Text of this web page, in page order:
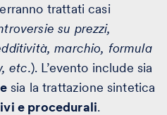
trattati casi
su prezzi,
marchio, formula
etc.). L’evento include sia
sia la trattazione sintetica
e procedurali.